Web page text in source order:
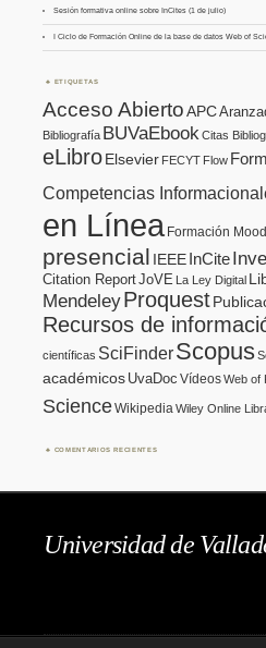
Sesión formativa online sobre InCites (1 de julio)
I Ciclo de Formación Online de la base de datos Web of
ETIQUETAS
Acceso AbiertoAPC
Bibliografía BUVaEbookCitas
eLibroElsevier FECYT Flow
Competencias
en Línea Formación
presencial IEEE InCite
Citation ReportJoVE La Ley Digital
MendeleyProquest
Recursos de
científicas SciFinderScopus
académicos UvaDoc VídeosWeb of
ScienceWikipediaWiley Online
COMENTARIOS RECIENTES
Universidad de